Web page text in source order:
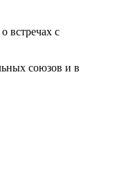
встречах с
союзов и в